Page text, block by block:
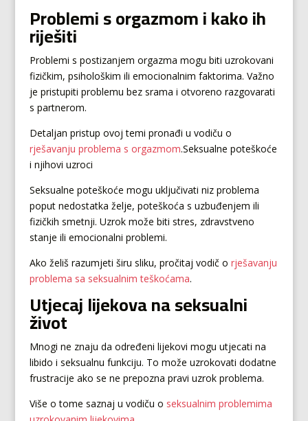
Problemi s orgazmom i kako ih
riješiti
Problemi s postizanjem orgazma mogu biti uzrokovani
fizičkim, psihološkim ili emocionalnim faktorima. Važno
je pristupiti problemu bez srama i otvoreno razgovarati
s partnerom.
Detaljan pristup ovoj temi pronađi u vodiču o
rješavanju problema s orgazmom.Seksualne poteškoće
i njihovi uzroci
Seksualne poteškoće mogu uključivati niz problema
poput nedostatka želje, poteškoća s uzbuđenjem ili
fizičkih smetnji. Uzrok može biti stres, zdravstveno
stanje ili emocionalni problemi.
Ako želiš razumjeti širu sliku, pročitaj vodič o rješavanju
problema sa seksualnim teškoćama.
Utjecaj lijekova na seksualni
život
Mnogi ne znaju da određeni lijekovi mogu utjecati na
libido i seksualnu funkciju. To može uzrokovati dodatne
frustracije ako se ne prepozna pravi uzrok problema.
Više o tome saznaj u vodiču o seksualnim problemima